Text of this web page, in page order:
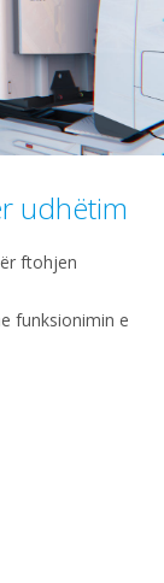
udhëtim
ftohjen
funksionimin e